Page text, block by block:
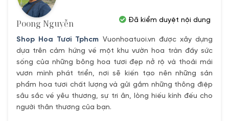
Poong Nguyễn
Shop Hoa Tươi Tphcm Vuonhoatuoi.vn được xây dựng
dựa trên cảm hứng về một khu vườn hoa tràn đầy sức
sống của những bông hoa tươi đẹp nở rộ và thoải mái
vươn mình phát triển, nơi sẽ kiến tạo nên những sản
phẩm hoa tươi chất lượng và gửi gắm những thông điệp
sâu sắc về yêu thương, sự tri ân, lòng hiếu kính đếu cho
người thân thương của bạn.
Đã kiểm duyệt nội dung